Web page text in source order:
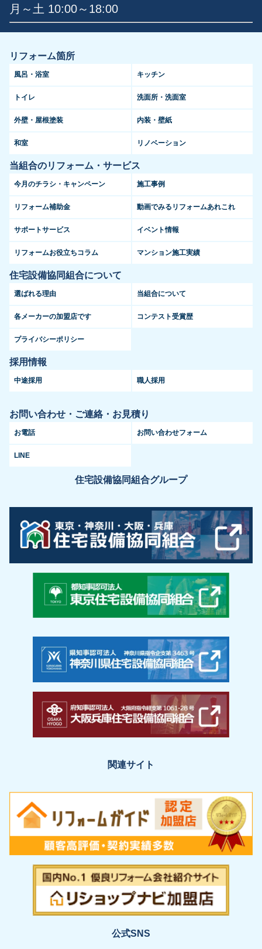
月～土 10:00～18:00
リフォーム箇所
風呂・浴室 キッチン
トイレ 洗面所・洗面室
外壁・屋根塗装 内装・壁紙
和室 リノベーション
当組合のリフォーム・サービス
今月のチラシ・キャンペーン 施工事例
リフォーム補助金 動画でみるリフォームあれこれ
サポートサービス イベント情報
リフォームお役立ちコラム マンション施工実績
住宅設備協同組合について
選ばれる理由 当組合について
各メーカーの加盟店です コンテスト受賞歴
プライバシーポリシー
採用情報
中途採用 職人採用
お問い合わせ・ご連絡・お見積り
お電話 お問い合わせフォーム
LINE
住宅設備協同組合グループ
関連サイト
公式SNS